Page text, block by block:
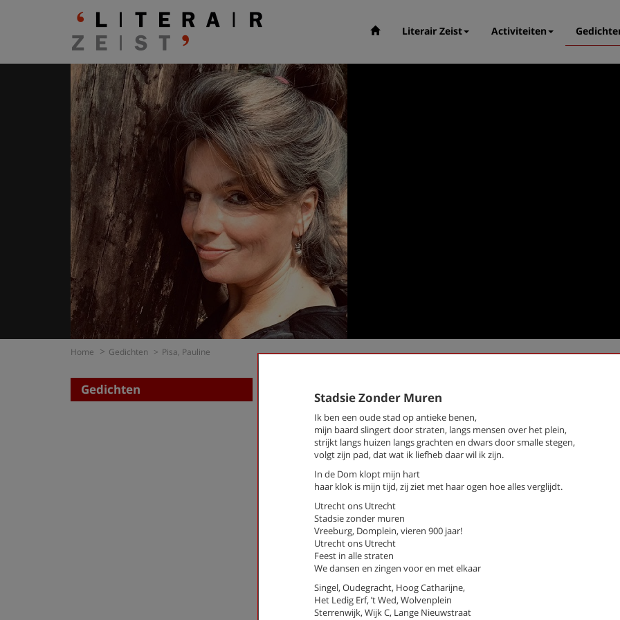
Literair Zeist Activiteiten
Home Gedichten Pisa, Pauline
Gedichten Zoek een gedicht
op dichter / titel gedicht
op thema
-- Alle thema's --
Pisa, Pauline
Bajesschreeuwers
Stadsie Zonder Muren
Ik ben een oude stad op antieke benen,
mijn baard slingert door straten, langs mensen over het plein,
strijkt langs huizen langs grachten en dwars door smalle stegen,
volgt zijn pad, dat wat ik liefheb daar wil ik zijn.
In de Dom klopt mijn hart
haar klok is mijn tijd, zij ziet met haar ogen hoe alles verglijdt.
Utrecht ons Utrecht
Stadsie zonder muren
Vreeburg, Domplein, vieren 900 jaar!
Utrecht ons Utrecht
Feest in alle straten
We dansen en zingen voor en met elkaar
Singel, Oudegracht, Hoog Catharijne,
Het Ledig Erf, ’t Wed, Wolvenplein
Sterrenwijk, Wijk C, Lange Nieuwstraat